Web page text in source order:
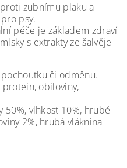
zubnímu plaku a
psy.
péče je základem zdraví
s extrakty ze šalvěje
či odměnu.
protein, obiloviny,
50%, vlhkost 10%, hrubé
2%, hrubá vláknina